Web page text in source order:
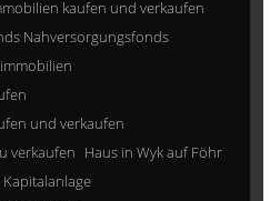
kaufen und verkaufen
Nahversorgungsfonds
und verkaufen
verkaufen Haus in Wyk auf Föhr